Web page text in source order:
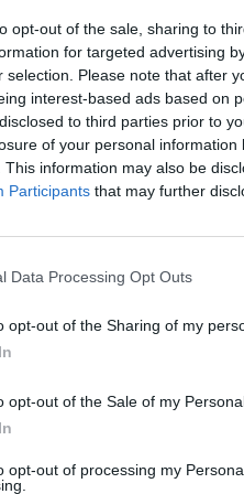
opt-out of the sale, sharing to
for targeted advertising
selection. Please note that after
interest-based ads based on
to third parties prior to
of your personal information
This information may also be
Participants that may further
Data Processing Opt Outs
opt-out of the Sharing of my
opt-out of the Sale of my
opt-out of processing my
y novedades
30/07/2026
18 de septiembre tendrá
en la que se abordarán
una farmacia, qué riesgos
farmacéutico y qué
hasta el momento de
infantil
y novedades
30/07/2026
“Mi Farmacia es Mi
cuidado se siente”. Este nuevo
formación de 302